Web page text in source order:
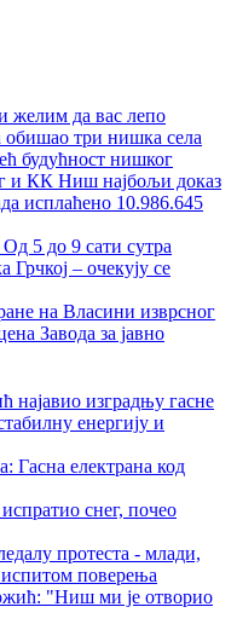
желим да вас лепо
три нишка села
будућност нишког
и КК Ниш најбољи доказ
исплаћено 10.986.645
до 9 сати сутра
Грчкој – очекују се
на Власини изврсног
Завода за јавно
најавио изградњу гасне
енергију и
Гасна електрана код
снег, почео
протеста - млади,
поверења
"Ниш ми је отворио